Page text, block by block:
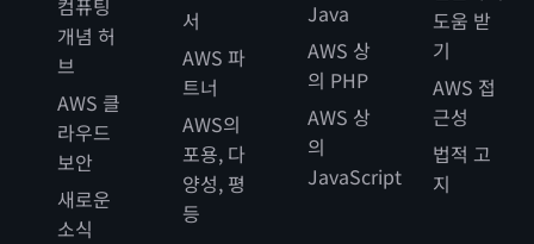
개념 허
브
AWS 클
라우드
보안
새로운
소식
서
AWS 파
트너
AWS의
포용, 다
양성, 평
등
Java
AWS 상
의 PHP
AWS 상
의
JavaScript
도움 받
기
AWS 접
근성
법적 고
지